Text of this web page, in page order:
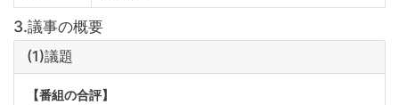
3.議事の概要
(1)議題
【番組の合評】